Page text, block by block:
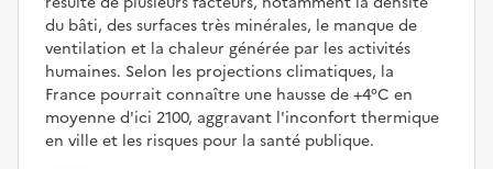
du bâti, des surfaces très minérales, le manque de
ventilation et la chaleur générée par les activités
humaines. Selon les projections climatiques, la
France pourrait connaître une hausse de +4°C en
moyenne d'ici 2100, aggravant l'inconfort thermique
en ville et les risques pour la santé publique.